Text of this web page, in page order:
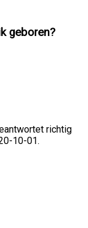
geboren?
richtig
10-01.